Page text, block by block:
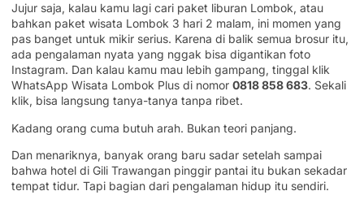
Jujur saja, kalau kamu lagi cari paket liburan Lombok, atau
bahkan paket wisata Lombok 3 hari 2 malam, ini momen yang
pas banget untuk mikir serius. Karena di balik semua brosur itu,
ada pengalaman nyata yang nggak bisa digantikan foto
Instagram. Dan kalau kamu mau lebih gampang, tinggal klik
WhatsApp Wisata Lombok Plus di nomor 0818 858 683. Sekali
klik, bisa langsung tanya-tanya tanpa ribet.
Kadang orang cuma butuh arah. Bukan teori panjang.
Dan menariknya, banyak orang baru sadar setelah sampai
bahwa hotel di Gili Trawangan pinggir pantai itu bukan sekadar
tempat tidur. Tapi bagian dari pengalaman hidup itu sendiri.